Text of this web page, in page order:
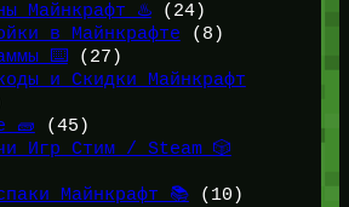
Майнкрафт ♨️(24)
в Майнкрафте (8)
⌨️ (27)
и Скидки Майнкрафт
🧱 (45)
Игр Стим / Steam 🎲
Майнкрафт 📚(10)